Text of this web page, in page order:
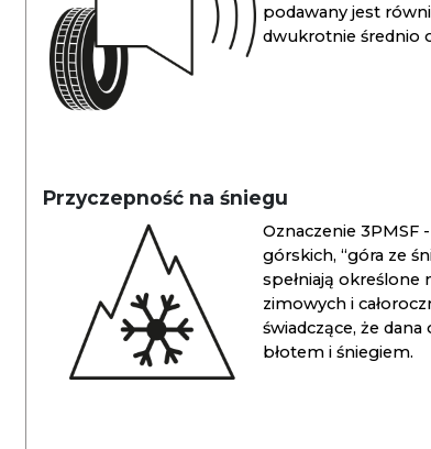
podawany jest
dwukrotnie średnio
Przyczepność na śniegu
Oznaczenie 3PMSF
górskich, “góra ze
spełniają
zimowych i
świadczące, że
błotem i śniegiem.